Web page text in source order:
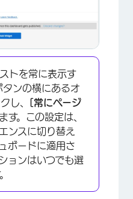
×
トを常に表示す
ンの横にあるオ
し、 [常にページ
す。この設定は、
ンスに切り替え
ボードに適用さ
ョンはいつでも選